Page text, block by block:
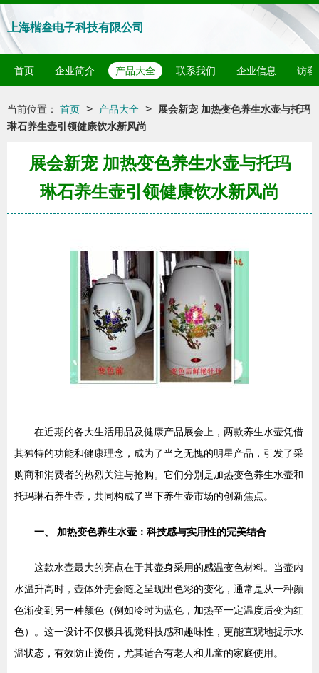
上海楷叁电子科技有限公司
首页 企业简介 产品大全 联系我们 企业信息 访客
当前位置： 首页 > 产品大全 >
展会新宠 加热变色养生水壶与托玛
琳石养生壶引领健康饮水新风尚
展会新宠 加热变色养生水壶与托玛
琳石养生壶引领健康饮水新风尚
在近期的各大生活用品及健康产品展会上，两款养生水壶凭借
其独特的功能和健康理念，成为了当之无愧的明星产品，引发了采
购商和消费者的热烈关注与抢购。它们分别是加热变色养生水壶和
托玛琳石养生壶，共同构成了当下养生壶市场的创新焦点。
一、 加热变色养生水壶：科技感与实用性的完美结合
这款水壶最大的亮点在于其壶身采用的感温变色材料。当壶内
水温升高时，壶体外壳会随之呈现出色彩的变化，通常是从一种颜
色渐变到另一种颜色（例如冷时为蓝色，加热至一定温度后变为红
色）。这一设计不仅极具视觉科技感和趣味性，更能直观地提示水
温状态，有效防止烫伤，尤其适合有老人和儿童的家庭使用。